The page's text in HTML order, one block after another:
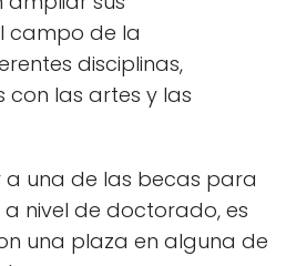
campo de la
disciplinas,
las artes y las
una de las becas para
a nivel de doctorado, es
una plaza en alguna de